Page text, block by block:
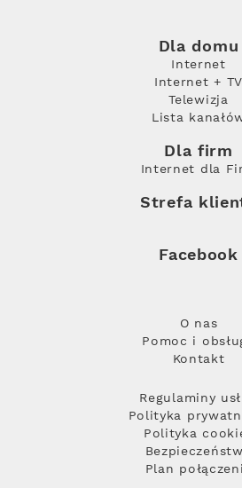
Dla domu
Internet
Internet + TV
Telewizja
Lista
Dla firm
Internet dla
Strefa
Facebook
O nas
Pomoc i
Kontakt
Regulaminy
Polityka
Polityka
Plan